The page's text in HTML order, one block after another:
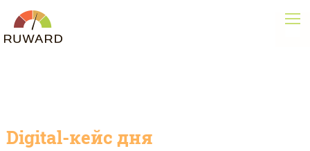
Digital-кейс дня